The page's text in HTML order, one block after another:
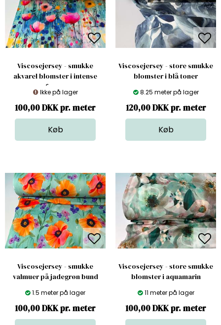
Viscosejersey - smukke
akvarel blomster i intense
farver
Ikke på lager
100,00 DKK pr. meter
Viscosejersey - store smukke
blomster i blå toner
8.25 meter på lager
120,00 DKK pr. meter
Viscosejersey - smukke
valmuer på jadegrøn bund
1.5 meter på lager
100,00 DKK pr. meter
Viscosejersey - store smukke
blomster i aquamarin
11 meter på lager
100,00 DKK pr. meter